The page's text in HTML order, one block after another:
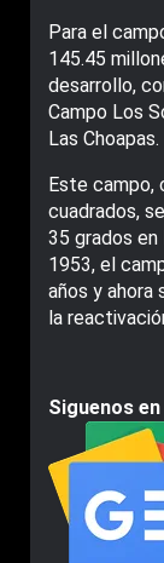
Para el
145.45
desarrollo,
Campo Los
Las Choapas.
Este campo,
cuadrados,
35 grados
1953, el
años y ahora
la
Siguenos en